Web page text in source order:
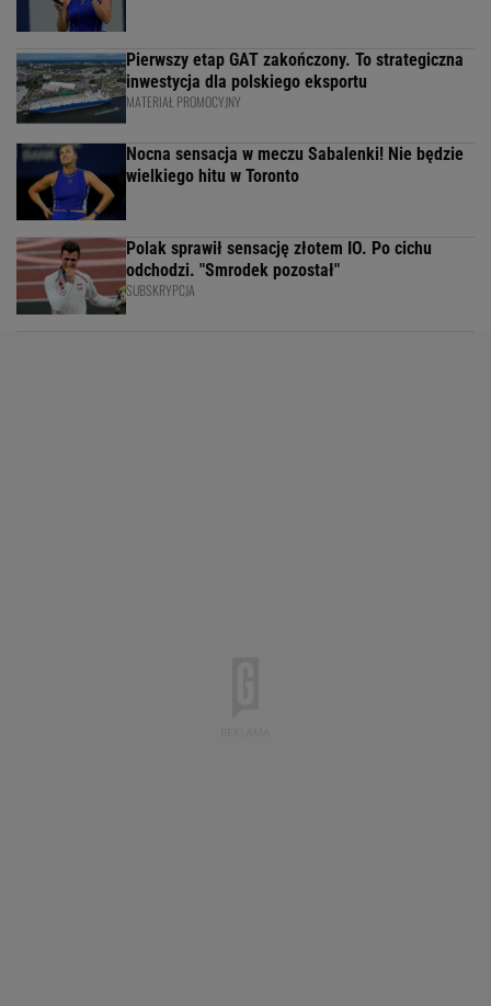
Pierwszy etap GAT zakończony. To strategiczna
inwestycja dla polskiego eksportu
MATERIAŁ PROMOCYJNY
Nocna sensacja w meczu Sabalenki! Nie będzie
wielkiego hitu w Toronto
Polak sprawił sensację złotem IO. Po cichu
odchodzi. "Smrodek pozostał"
SUBSKRYPCJA